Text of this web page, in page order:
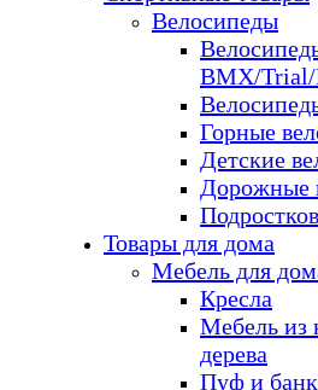
Велосипеды
BMX/
Горные
Детские
Дорожные
Товары для дома
Мебель для
Кресла
Мебель из
дерева
Пуф и